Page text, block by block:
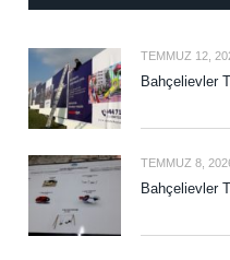
TEMMUZ 12,
Bahçelievler
TEMMUZ 8,
Bahçelievler